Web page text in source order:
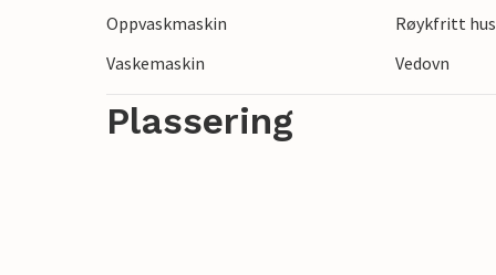
Gled deg til en vellykket ferie langt
Oppvaskmaskin
Røykfritt hus
Vaskemaskin
Vedovn
Plassering